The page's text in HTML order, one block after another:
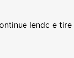
lendo e tire